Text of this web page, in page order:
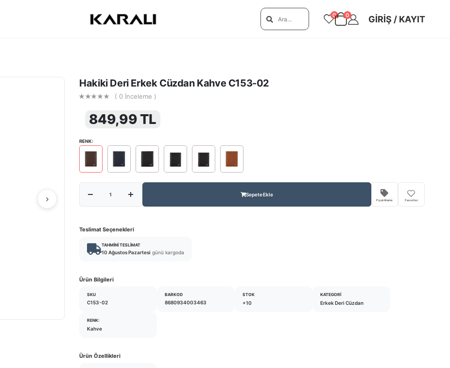
0 0 GIRIŞ / KAYIT
Hakiki Deri Erkek Cüzdan Kahve C153-02
( 0 İnceleme )
849,99 TL
RENK:
Sepete Ekle
Fiyat Alarmı Favoriler
Teslimat Seçenekleri
TAHMINI TESLIMAT
10 Ağustos Pazartesi günü kargoda
Ürün Bilgileri
SKU
C153-02
BARKOD
8680934003463
STOK
+10
KATEGORI
Erkek Deri Cüzdan
RENK:
Kahve
Ürün Özellikleri